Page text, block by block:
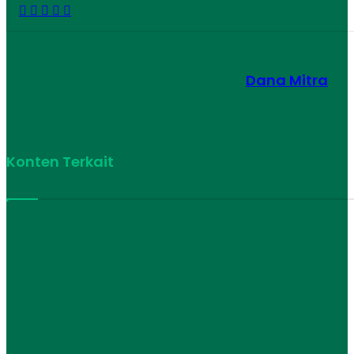
Facebook
Twitter
LinkedIn
Share
Dana Mitra
Konten Terkait